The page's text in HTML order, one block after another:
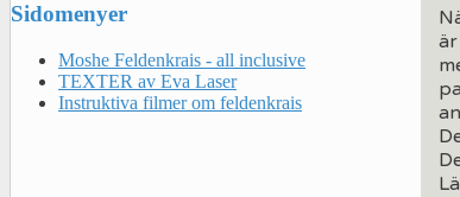
Sidomenyer
Moshe Feldenkrais - all inclusive
TEXTER av Eva Laser
Instruktiva filmer om feldenkrais